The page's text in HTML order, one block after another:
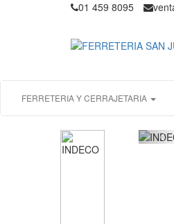
01 459 8095
FERRETERIA Y CERRAJETARIA